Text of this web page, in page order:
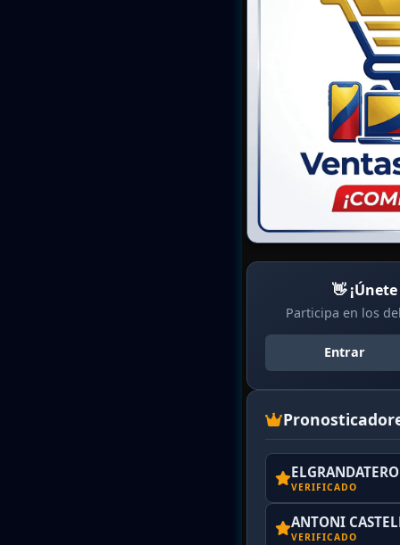
👋
Participa en los
Entrar
VERIFICADO
ANTONI
VERIFICADO